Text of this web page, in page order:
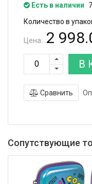
Есть в наличии
Количество в
Цена: 2
В
Сравнить
Сопутствующие